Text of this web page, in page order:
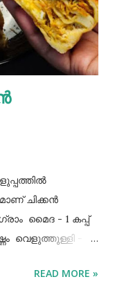
ചിക്കൻ
ഗ്രാം മൈദ - 1 കപ്പ്‌
വെളുത്തുള്ളി - 5
READ MORE »